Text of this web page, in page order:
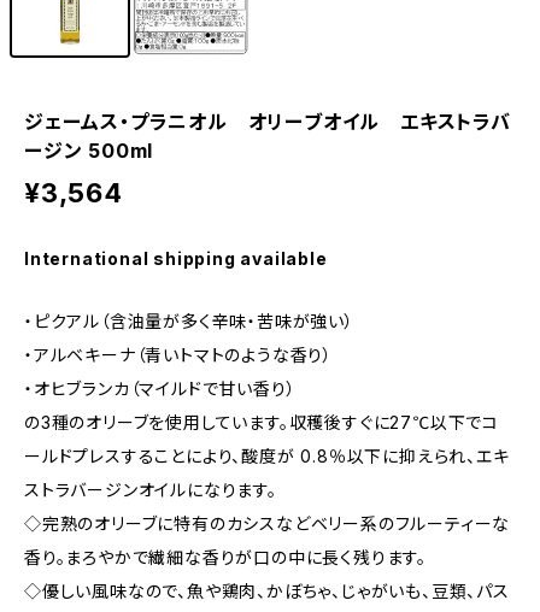
ジェームス・プラニオル オリーブオイル エキストラバ
ージン 500ml
¥3,564
International shipping available
・ピクアル（含油量が多く辛味・苦味が強い）
・アルベキーナ（青いトマトのような香り）
・オヒブランカ（マイルドで甘い香り）
の3種のオリーブを使用しています。収穫後すぐに27℃以下でコ
ールドプレスすることにより、酸度が 0.8％以下に抑えられ、エキ
ストラバージンオイルになります。
◇完熟のオリーブに特有のカシスなどベリー系のフルーティーな
香り。まろやかで繊細な香りが口の中に長く残ります。
◇優しい風味なので、魚や鶏肉、かぼちゃ、じゃがいも、豆類、パス